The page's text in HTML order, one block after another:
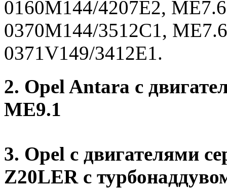
0160M144/4207E2,
0370M144/3512C1,
0371V149/3412E1.
2. Opel Antara с
ME9.1
3. Opel с двигателями
Z20LER c